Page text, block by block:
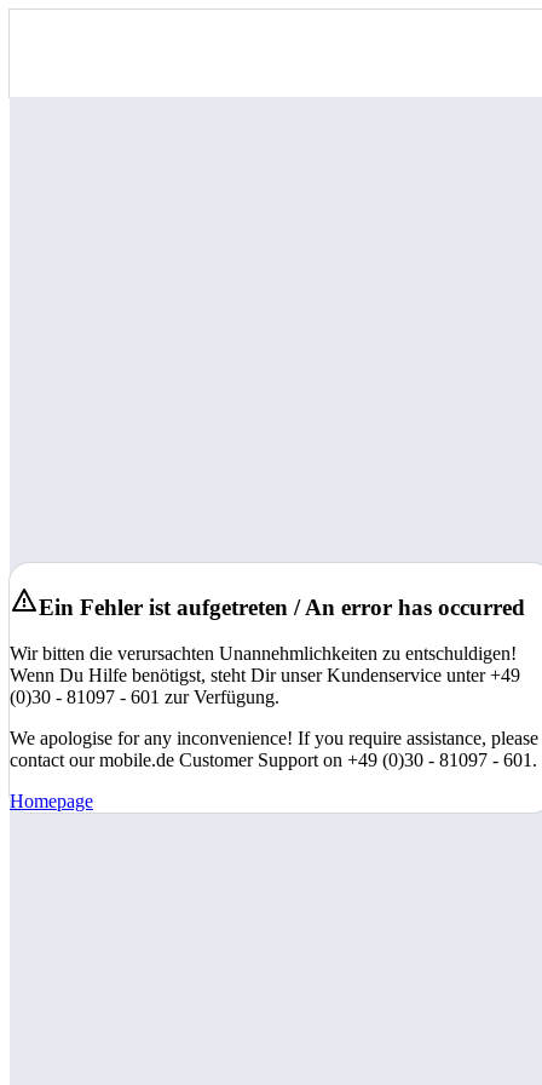
Ein Fehler ist aufgetreten / An error has occurred
Wir bitten die verursachten Unannehmlichkeiten zu entschuldigen!
Wenn Du Hilfe benötigst, steht Dir unser Kundenservice unter +49
(0)30 - 81097 - 601 zur Verfügung.
We apologise for any inconvenience! If you require assistance, please
contact our mobile.de Customer Support on +49 (0)30 - 81097 - 601.
Homepage